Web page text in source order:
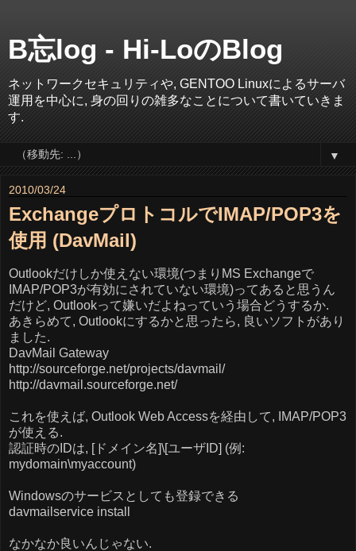
B忘log - Hi-LoのBlog
ネットワークセキュリティや, GENTOO Linuxによるサーバ
運用を中心に, 身の回りの雑多なことについて書いていきま
す.
▼
2010/03/24
ExchangeプロトコルでIMAP/POP3を
使用 (DavMail)
Outlookだけしか使えない環境(つまりMS Exchangeで
IMAP/POP3が有効にされていない環境)ってあると思うん
だけど, Outlookって嫌いだよねっていう場合どうするか.
あきらめて, Outlookにするかと思ったら, 良いソフトがあり
ました.
DavMail Gateway
http://sourceforge.net/projects/davmail/
http://davmail.sourceforge.net/
これを使えば, Outlook Web Accessを経由して, IMAP/POP3
が使える.
認証時のIDは, [ドメイン名]\[ユーザID] (例:
mydomain\myaccount)
Windowsのサービスとしても登録できる
davmailservice install
なかなか良いんじゃない.